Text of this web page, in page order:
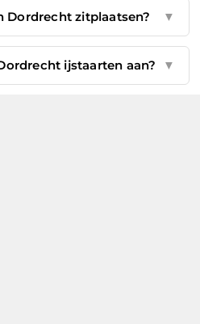
Dordrecht zitplaatsen? ▼
ijstaarten aan? ▼